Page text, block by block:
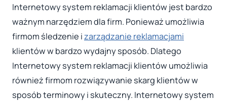
Internetowy system reklamacji klientów jest bardzo
ważnym narzędziem dla firm. Ponieważ umożliwia
firmom śledzenie izarządzanie reklamacjami
klientów w bardzo wydajny sposób. Dlatego
Internetowy system reklamacji klientów umożliwia
również firmom rozwiązywanie skarg klientów w
sposób terminowy i skuteczny. Internetowy system